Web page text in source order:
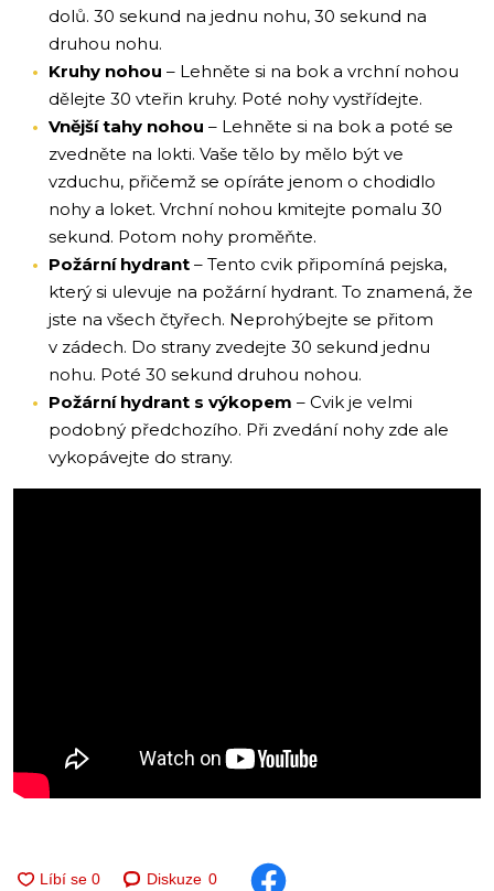
dolů. 30 sekund na jednu nohu, 30 sekund na
druhou nohu.
Kruhy nohou – Lehněte si na bok a vrchní nohou
dělejte 30 vteřin kruhy. Poté nohy vystřídejte.
Vnější tahy nohou – Lehněte si na bok a poté se
zvedněte na lokti. Vaše tělo by mělo být ve
vzduchu, přičemž se opíráte jenom o chodidlo
nohy a loket. Vrchní nohou kmitejte pomalu 30
sekund. Potom nohy proměňte.
Požární hydrant – Tento cvik připomíná pejska,
který si ulevuje na požární hydrant. To znamená, že
jste na všech čtyřech. Neprohýbejte se přitom
v zádech. Do strany zvedejte 30 sekund jednu
nohu. Poté 30 sekund druhou nohou.
Požární hydrant s výkopem – Cvik je velmi
podobný předchozího. Při zvedání nohy zde ale
vykopávejte do strany.
Diskuze 0